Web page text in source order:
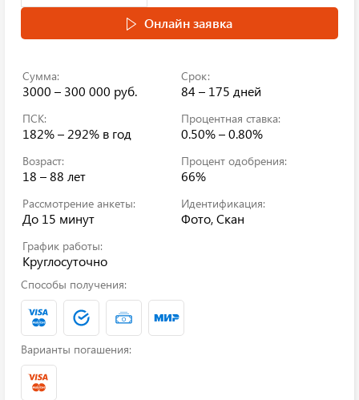
Онлайн заявка
Сумма:
3000 – 300 000 руб.
Срок:
84 – 175 дней
ПСК:
182% – 292% в год
Процентная ставка:
0.50% – 0.80%
Возраст:
18 – 88 лет
Процент одобрения:
66%
Рассмотрение анкеты:
До 15 минут
Идентификация:
Фото, Скан
График работы:
Круглосуточно
Способы получения:
Варианты погашения: